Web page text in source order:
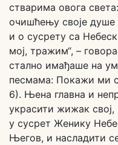
стварима овога
очишћењу своје душе
и о сусрету са
мој, тражим“, –
стално имађаше на
песмама: Покажи ми
6). Њена главна и
украсити жижак
у сусрет Женику
Његов, и насладити